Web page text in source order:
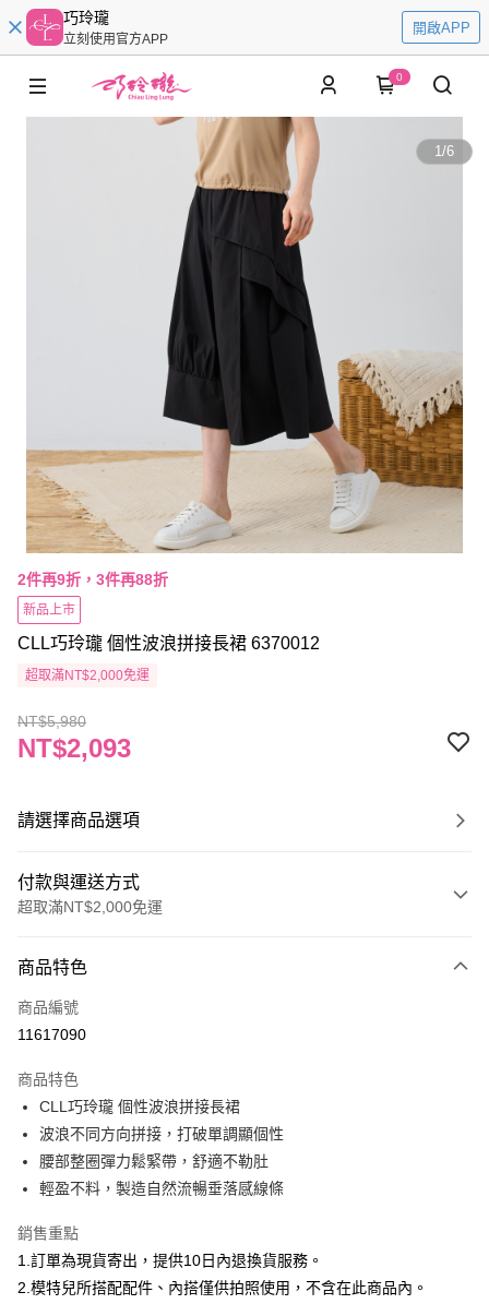
巧玲瓏
立刻使用官方APP
開啟APP
0
1/6
2件再9折，3件再88折
新品上市
CLL巧玲瓏 個性波浪拼接長裙 6370012
超取滿NT$2,000免運
NT$5,980
NT$2,093
請選擇商品選項
付款與運送方式
超取滿NT$2,000免運
信用卡一次付款
信用卡分期付款
合作金庫商業銀行
華南商業銀行
上海商業儲蓄銀行
台北富邦商業銀行
國泰世華商業銀行
兆豐國際商業銀行
臺灣中小企業銀行
台中商業銀行
聯邦商業銀行
元大商業銀行
永豐商業銀行
台新國際商業銀行
中國信託商業銀行
超商取貨付款
LINE Pay
Apple Pay
悠遊付
Google Pay
商品特色
商品編號
11617090
商品特色
CLL巧玲瓏 個性波浪拼接長裙
波浪不同方向拼接，打破單調顯個性
腰部整圈彈力鬆緊帶，舒適不勒肚
輕盈不料，製造自然流暢垂落感線條
銷售重點
1.訂單為現貨寄出，提供10日內退換貨服務。
2.模特兒所搭配配件、內搭僅供拍照使用，不含在此商品內。